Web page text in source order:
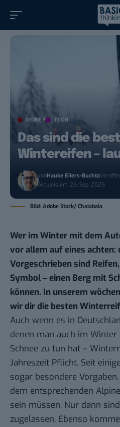
MONEY TECH
Das sind die
Wintereifen –
vonHauke Eilers-Buchta
Aktualisiert: 25. Sep. 2025
Bild: Adobe Stock/ Chalabala
Wer im Winter mit dem
vor allem auf eines achten:
Vorgeschrieben sind
Symbol – einen Berg mit
können. In unserem
wir dir die besten
Auch wenn es in
denen man auch im
Schnee zu tun hat –
Jahreszeit Pflicht. Seit
sogar besondere
dem entsprechenden
sein müssen. Nur dann
zugelassen. Ebenso